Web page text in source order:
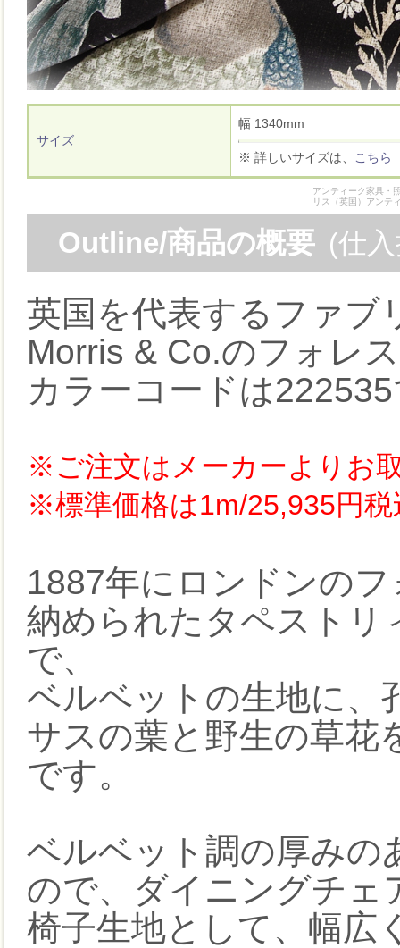
サイズ
幅 1340mm
※ 詳しいサイズは、 こちら
アンティーク家具・
リス（英国）アンテ
Outline/商品の概要 (仕
英国を代表するファブ
Morris & Co.のフォレ
カラーコードは
※ご注文はメーカーよりお
※標準価格は1m/25,935円
1887年にロンドンの
納められたタペストリ
で、
ベルベットの生地に、
サスの葉と野生の草花
です。
ベルベット調の厚みの
ので、ダイニングチェ
椅子生地として、幅広